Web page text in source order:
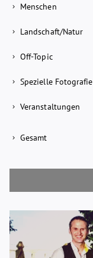
Menschen
Landschaft/Natur
Off-Topic
Spezielle Fotografie
Veranstaltungen
Gesamt